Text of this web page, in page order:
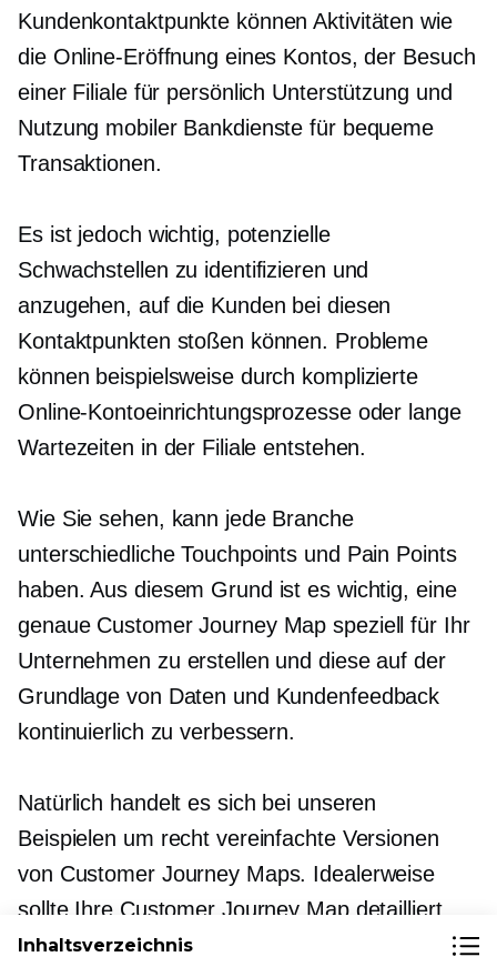
Kundenkontaktpunkte können Aktivitäten wie
die Online-Eröffnung eines Kontos, der Besuch
einer Filiale für persönlich Unterstützung und
Nutzung mobiler Bankdienste für bequeme
Transaktionen.
Es ist jedoch wichtig, potenzielle
Schwachstellen zu identifizieren und
anzugehen, auf die Kunden bei diesen
Kontaktpunkten stoßen können. Probleme
können beispielsweise durch komplizierte
Online-Kontoeinrichtungsprozesse oder lange
Wartezeiten in der Filiale entstehen.
Wie Sie sehen, kann jede Branche
unterschiedliche Touchpoints und Pain Points
haben. Aus diesem Grund ist es wichtig, eine
genaue Customer Journey Map speziell für Ihr
Unternehmen zu erstellen und diese auf der
Grundlage von Daten und Kundenfeedback
kontinuierlich zu verbessern.
Natürlich handelt es sich bei unseren
Beispielen um recht vereinfachte Versionen
von Customer Journey Maps. Idealerweise
sollte Ihre Customer Journey Map detailliert
sein und nicht nur die Besonderheiten Ihres
Inhaltsverzeichnis